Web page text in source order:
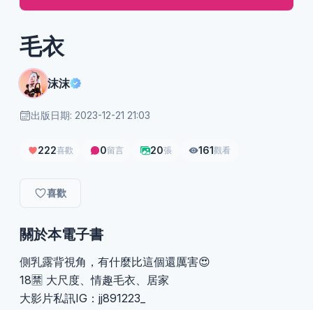
毛衣
沫沫
出版日期: 2023-12-21 21:03
222喜歡 0留言 20張 161觀看
喜歡
關於本電子書
側乳露背視角，有什麼比這個還厲害😍
18🈲 大尺度、情趣毛衣、居家
大影片私訊IG：jj891223_